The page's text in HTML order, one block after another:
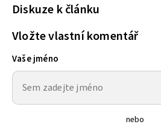
Diskuze k článku
Vložte vlastní komentář
Vaše jméno
nebo